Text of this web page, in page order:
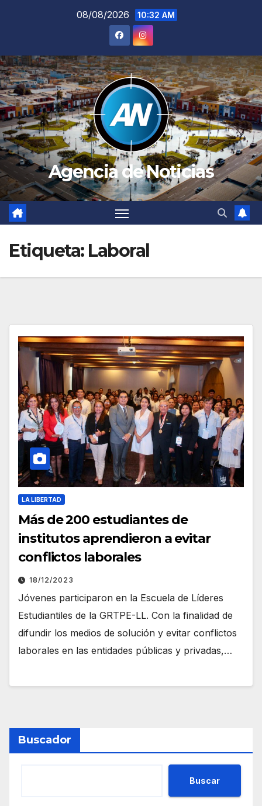
08/08/2026 10:32 AM
Agencia de Noticias
Etiqueta: Laboral
LA LIBERTAD
Más de 200 estudiantes de
institutos aprendieron a evitar
conflictos laborales
18/12/2023
Jóvenes participaron en la Escuela de Líderes
Estudiantiles de la GRTPE-LL. Con la finalidad de
difundir los medios de solución y evitar conflictos
laborales en las entidades públicas y privadas,…
Buscador
Buscar